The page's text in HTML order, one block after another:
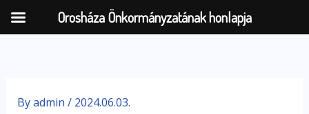
content
Byadmin / 2024.06.03.
Orosháza Önkormányzatának honlapja